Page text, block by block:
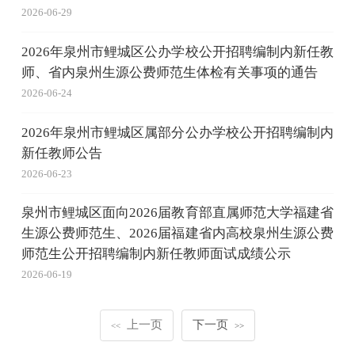
2026-06-29
2026年泉州市鲤城区公办学校公开招聘编制内新任教
师、省内泉州生源公费师范生体检有关事项的通告
2026-06-24
2026年泉州市鲤城区属部分公办学校公开招聘编制内
新任教师公告
2026-06-23
泉州市鲤城区面向2026届教育部直属师范大学福建省
生源公费师范生、2026届福建省内高校泉州生源公费
师范生公开招聘编制内新任教师面试成绩公示
2026-06-19
<< 上一页 下一页 >>